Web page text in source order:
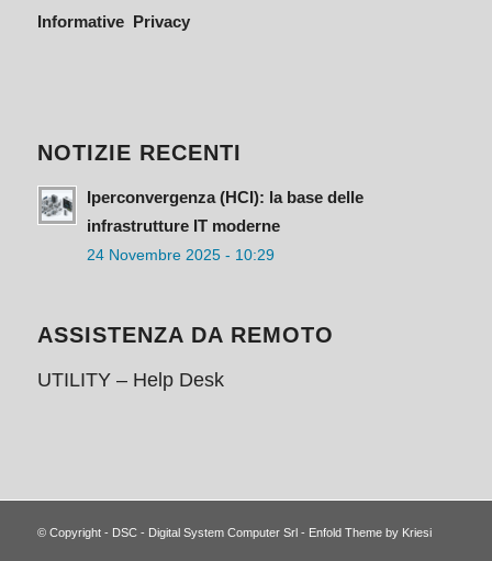
Informative Privacy
NOTIZIE RECENTI
Iperconvergenza (HCI): la base delle
infrastrutture IT moderne
24 Novembre 2025 - 10:29
ASSISTENZA DA REMOTO
UTILITY – Help Desk
© Copyright - DSC - Digital System Computer Srl- Enfold Theme by Kriesi